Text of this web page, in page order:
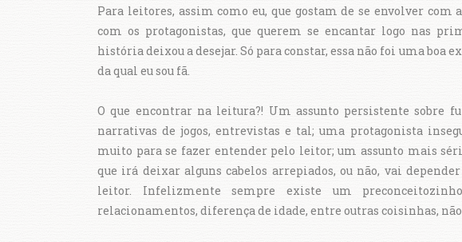
Para leitores, assim como eu, que gostam de se envolver
com os protagonistas, que querem se encantar logo nas
história deixou a desejar. Só para constar, essa não foi uma
da qual eu sou fã.
O que encontrar na leitura?! Um assunto persistente sobre
narrativas de jogos, entrevistas e tal; uma protagonista
muito para se fazer entender pelo leitor; um assunto mais
que irá deixar alguns cabelos arrepiados, ou não, vai
leitor. Infelizmente sempre existe um
relacionamentos, diferença de idade, entre outras coisinhas, não